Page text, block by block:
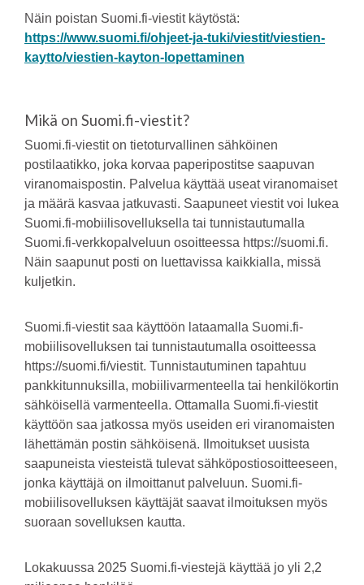
Näin poistan Suomi.fi-viestit käytöstä:
https://www.suomi.fi/ohjeet-ja-tuki/viestit/viestien-
kaytto/viestien-kayton-lopettaminen
Mikä on Suomi.fi-viestit?
Suomi.fi-viestit on tietoturvallinen sähköinen
postilaatikko, joka korvaa paperipostitse saapuvan
viranomaispostin. Palvelua käyttää useat viranomaiset
ja määrä kasvaa jatkuvasti. Saapuneet viestit voi lukea
Suomi.fi-mobiilisovelluksella tai tunnistautumalla
Suomi.fi-verkkopalveluun osoitteessa https://suomi.fi.
Näin saapunut posti on luettavissa kaikkialla, missä
kuljetkin.
Suomi.fi-viestit saa käyttöön lataamalla Suomi.fi-
mobiilisovelluksen tai tunnistautumalla osoitteessa
https://suomi.fi/viestit. Tunnistautuminen tapahtuu
pankkitunnuksilla, mobiilivarmenteella tai henkilökortin
sähköisellä varmenteella. Ottamalla Suomi.fi-viestit
käyttöön saa jatkossa myös useiden eri viranomaisten
lähettämän postin sähköisenä. Ilmoitukset uusista
saapuneista viesteistä tulevat sähköpostiosoitteeseen,
jonka käyttäjä on ilmoittanut palveluun. Suomi.fi-
mobiilisovelluksen käyttäjät saavat ilmoituksen myös
suoraan sovelluksen kautta.
Lokakuussa 2025 Suomi.fi-viestejä käyttää jo yli 2,2